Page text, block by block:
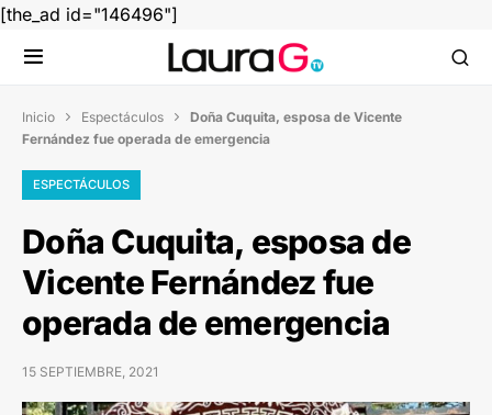
[the_ad id="146496"]
Inicio  Espectáculos  Doña Cuquita, esposa de Vicente
Fernández fue operada de emergencia
ESPECTÁCULOS
Doña Cuquita, esposa de
Vicente Fernández fue
operada de emergencia
15 SEPTIEMBRE, 2021